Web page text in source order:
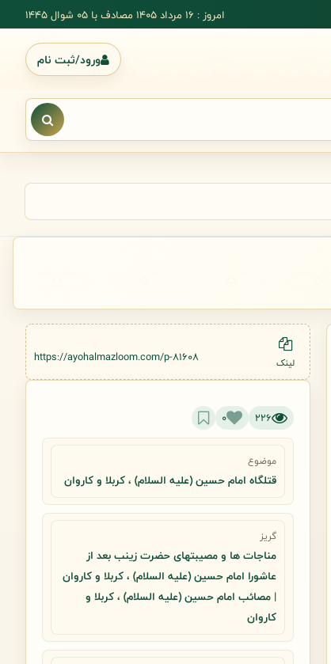
امروز : 16 مرداد 1405 مصادف با ۰۵ شوال ۱۴۴۵
ورود/ثبت نام
لینک https://ayohalmazloom.com/p-81608
226
0
موضوع
قتلگاه امام حسین (علیه السلام) ، کربلا و کاروان
گریز
مناجات ها و مصیبتهای حضرت زینب بعد از
عاشورا امام حسین (علیه السلام) ، کربلا و کاروان
| مصائب امام حسین (علیه السلام) ، کربلا و
کاروان